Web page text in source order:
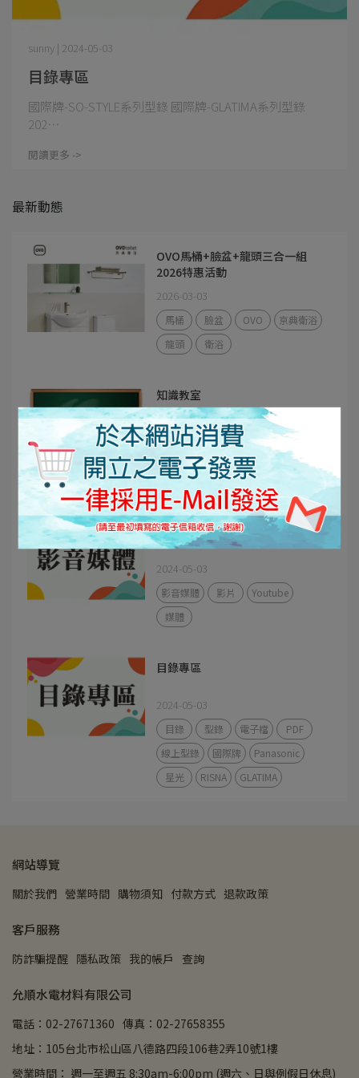
目錄專區
sunny | 2024-05-03
國際牌-SO-STYLE系列型錄 國際牌-GLATIMA系列型錄
202⋯
閱讀更多 ->
最新動態
OVO馬桶+臉盆+龍頭三合一組
2026特惠活動
2026-03-03
馬桶 臉盆 OVO
京典衛浴
龍頭
衛浴
知識教室
2024-06-13
安裝說明 知識教室
施作
省空間
電容
影音媒體
2024-05-03
影音媒體 影片
Youtube
媒體
目錄專區
2024-05-03
目錄 型錄 電子檔
PDF
線上型錄
國際牌
Panasonic
星光
RISNA GLATIMA
網站導覽
關於我們 營業時間 購物須知 付款方式 退款政策
客戶服務
防詐騙提醒 隱私政策 我的帳戶 查詢
允順水電材料有限公司
電話：02-27671360 傳真：02-27658355
地址：105台北市松山區八德路四段106巷2弄10號1樓
營業時間： 週一至週五 8:30am-6:00pm (週六、日與例假日休息)